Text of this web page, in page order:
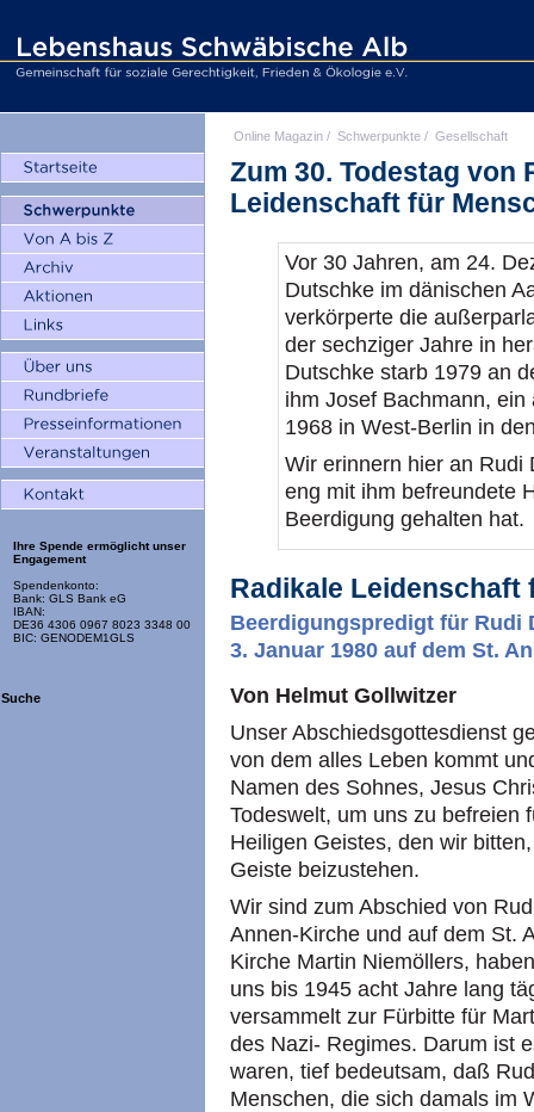
Ihre Spende ermöglicht unser
Engagement
Spendenkonto:
Bank: GLS Bank eG
IBAN:
DE36 4306 0967 8023 3348 00
BIC: GENODEM1GLS
Suche
Online Magazin / Schwerpunkte / Gesellschaft
Zum 30. Todestag von
Leidenschaft für
Vor 30 Jahren, am 24.
Dutschke im dänischen
verkörperte die
der sechziger Jahre in
Dutschke starb 1979 an
ihm Josef Bachmann,
1968 in West-Berlin in
Wir erinnern hier an Rudi
eng mit ihm befreundete
Beerdigung gehalten hat.
Radikale Leidenschaft
Beerdigungspredigt für Rudi
3. Januar 1980 auf dem St.
Von Helmut Gollwitzer
Unser Abschiedsgottesdienst
von dem alles Leben kommt
Namen des Sohnes, Jesus
Todeswelt, um uns zu befreien
Heiligen Geistes, den wir
Geiste beizustehen.
Wir sind zum Abschied von
Annen-Kirche und auf dem St.
Kirche Martin Niemöllers,
uns bis 1945 acht Jahre lang
versammelt zur Fürbitte für
des Nazi- Regimes. Darum ist
waren, tief bedeutsam, daß
Menschen, die sich damals im